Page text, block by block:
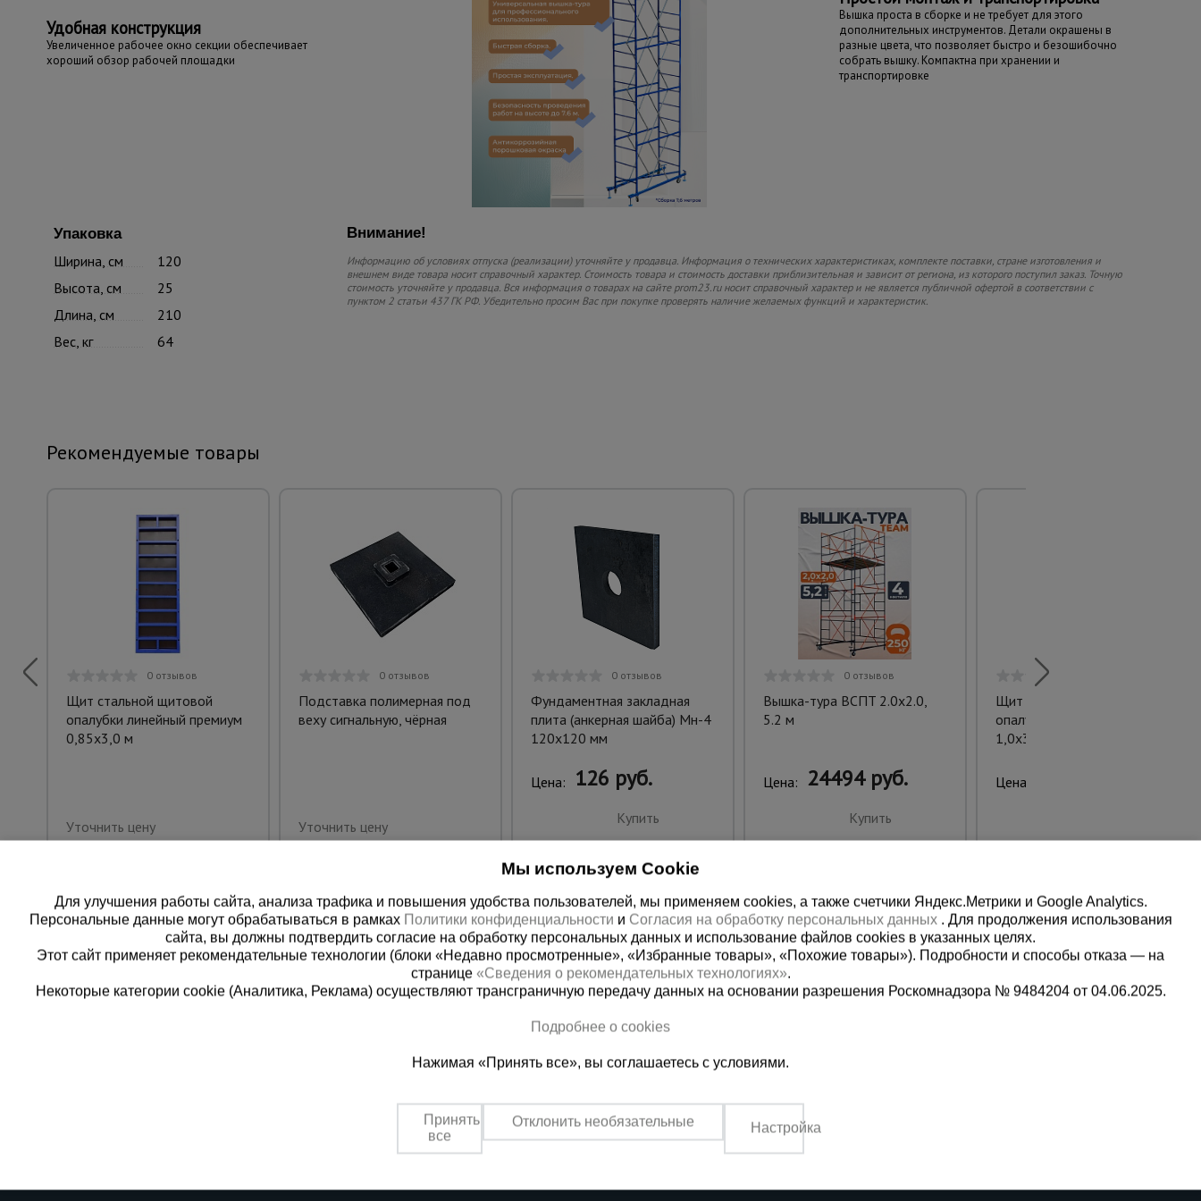
Удобная конструкция
Увеличенное рабочее окно секции обеспечивает
хороший обзор рабочей площадки
Вышка проста в сборке и не требует для этого
дополнительных инструментов. Детали окрашены в
разные цвета, что позволяет быстро и безошибочно
собрать вышку. Компактна при хранении и
транспортировке
Упаковка
Ширина, см
120
Высота, см
25
Длина, см
210
Вес, кг
64
Внимание!
Информацию об условиях отпуска (реализации) уточняйте у продавца. Информация о технических характеристиках, комплекте поставки, стране изготовления и
внешнем виде товара носит справочный характер. Стоимость товара и стоимость доставки приблизительная и зависит от региона, из которого поступил заказ. Точную
стоимость уточняйте у продавца. Вся информация о товарах на сайте prom23.ru носит справочный характер и не является публичной офертой в соответствии с
пунктом 2 статьи 437 ГК РФ. Убедительно просим Вас при покупке проверять наличие желаемых функций и характеристик.
Рекомендуемые товары
0 отзывов
Щит стальной щитовой
опалубки линейный премиум
0,85x3,0 м
Уточнить цену
0 отзывов
Подставка полимерная под
веху сигнальную, чёрная
Уточнить цену
0 отзывов
Фундаментная закладная
плита (анкерная шайба) Мн-4
120х120 мм
Цена: 126 руб.
Купить
0 отзывов
Вышка-тура ВСПT 2.0х2.0,
5.2 м
Цена: 24494 руб.
Купить
Щит стальной щитовой
опалубки линейный стандарт
1,0x3,0 м
Цена:
8 (800) 200-25-90
бесплатно по России
+994 55 388 22 82
Пн.-Пт. 9:00 - 18:00 Сб. 10:00-14:00 Вс. выходной
Мы используем Cookie
Для улучшения работы сайта, анализа трафика и повышения удобства пользователей, мы применяем cookies, а также счетчики Яндекс.Метрики и Google Analytics.
Персональные данные могут обрабатываться в рамках Политики конфиденциальности и Согласия на обработку персональных данных . Для продолжения использования
сайта, вы должны подтвердить согласие на обработку персональных данных и использование файлов cookies в указанных целях.
Этот сайт применяет рекомендательные технологии (блоки «Недавно просмотренные», «Избранные товары», «Похожие товары»). Подробности и способы отказа — на
странице «Сведения о рекомендательных технологиях».
Некоторые категории cookie (Аналитика, Реклама) осуществляют трансграничную передачу данных на основании разрешения Роскомнадзора № 9484204 от 04.06.2025.
Подробнее о cookies
Нажимая «Принять все», вы соглашаетесь с условиями.
Принять
все
Отклонить необязательные Настройка